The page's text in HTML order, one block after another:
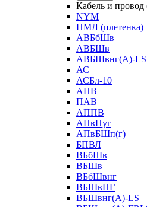
Кабель и
NYM
ПМЛ (плетенка)
АВБбШв
АВБШв
АВБШвнг(А)-LS
АС
АСБл-10
АПВ
ПАВ
АППВ
АПвПуг
АПвБШп(г)
БПВЛ
ВБбШв
ВБШв
ВБбШвнг
ВБШвНГ
ВБШвнг(А)-LS